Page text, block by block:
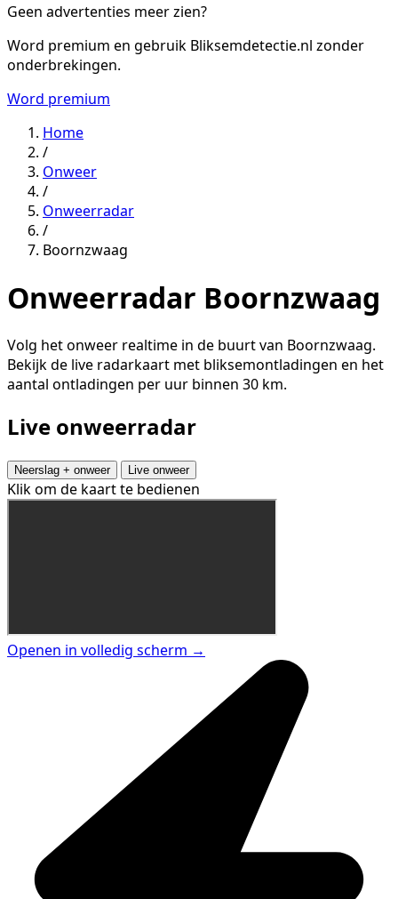
Geen advertenties meer zien?
Word premium en gebruik Bliksemdetectie.nl zonder
onderbrekingen.
Word premium
Home
/
Onweer
/
Onweerradar
/
Boornzwaag
Onweerradar Boornzwaag
Volg het onweer realtime in de buurt van Boornzwaag.
Bekijk de live radarkaart met bliksemontladingen en het
aantal ontladingen per uur binnen 30 km.
Live onweerradar
Neerslag + onweer Live onweer
Klik om de kaart te bedienen
Openen in volledig scherm →